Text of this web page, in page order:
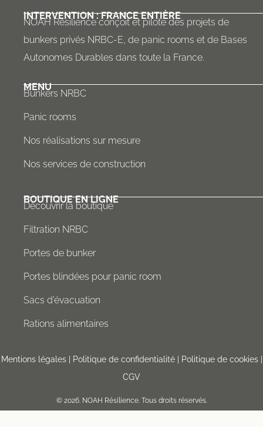
INTERVENTION : FRANCE ENTIÈRE
NOAH Résilience conçoit et pilote des projets de
bunkers privés NRBC-E, de panic rooms et de Bases
Autonomes Durables dans toute la France.
MENU
Bunkers NRBC
Panic rooms
Nos réalisations sur mesure
Nos services de construction
BOUTIQUE EN LIGNE
Découvrir la boutique
Filtration NRBC
Portes de bunker
Portes blindées pour panic room
Sacs d’évacuation
Rations alimentaires
Mentions légales| Politique de confidentialité| Politique de cookies|
CGV
© 2026. NOAH Résilience.Tous droits réservés.